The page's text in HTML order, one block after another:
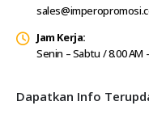
Jam Kerja:
Senin – Sabtu / 8.00 AM
Dapatkan Info